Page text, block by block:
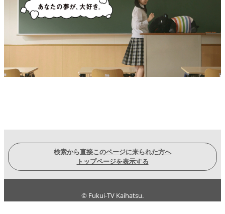
検索から直接このページに来られた方へ
トップページを表示する
© Fukui-TV Kaihatsu.